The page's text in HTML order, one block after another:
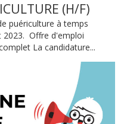
(H/F)
puériculture à temps
Offre d'emploi
La candidature...